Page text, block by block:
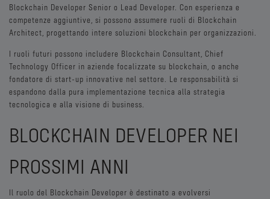
Blockchain Developer Senior o Lead Developer. Con esperienza e
competenze aggiuntive, si possono assumere ruoli di Blockchain
Architect, progettando intere soluzioni blockchain per organizzazioni.
I ruoli futuri possono includere Blockchain Consultant, Chief
Technology Officer in aziende focalizzate su blockchain, o anche
fondatore di start-up innovative nel settore. Le responsabilità si
espandono dalla pura implementazione tecnica alla strategia
tecnologica e alla visione di business.
BLOCKCHAIN DEVELOPER NEI
PROSSIMI ANNI
Il ruolo del Blockchain Developer è destinato a evolversi